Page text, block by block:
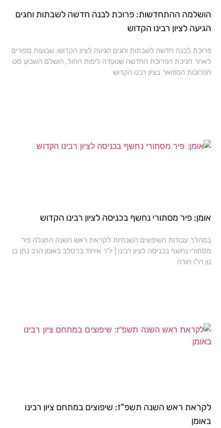
הושלמה ההתחדשות: פרוכת לבנה חדשה לשבתות וחגים
הגיעה לציון רבינו הקדוש
פרוכת לבנה חדשה לשבתות וחגים הגיעה לציון הקדוש: שבועות ספורים
לאחר חניכת הפרוכת החדשה שנועדה לימות החול, הושלם השבוע סט
הפרוכות המפואר בציון רבנו הקדוש
אומן: פיר מסתורי נחשף בכניסה לציון רבינו הקדוש
במהלך עבודות השיפוצים השנתיות לקראת ראש השנה התגלה פיר
מסתורי נחשף בכניסה לציון רבינו | יו"ר איחוד ברסלב באומן הרב נתן בן
נון הי"ו הורה
לקראת ראש השנה תשפ"ז: שיפוצים במתחם ציון רבינו
באומן